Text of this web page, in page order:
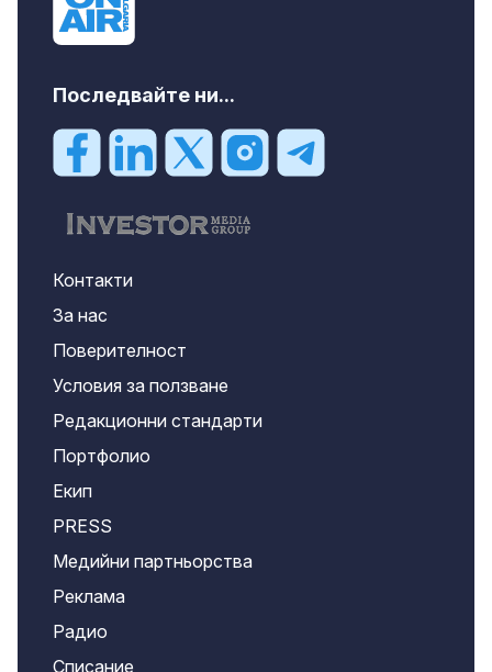
Последвайте ни...
Контакти
За нас
Поверителност
Условия за ползване
Редакционни стандарти
Портфолио
Екип
PRESS
Медийни партньорства
Реклама
Радио
Списание